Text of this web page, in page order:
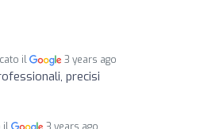
il 3 years ago
precisi
3 years ago